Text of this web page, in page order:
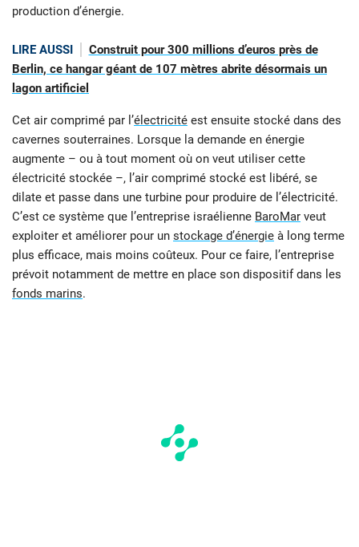
production d’énergie.
LIRE AUSSI
Construit pour 300 millions d’euros près de
Berlin, ce hangar géant de 107 mètres abrite désormais un
lagon artificiel
Cet air comprimé par l’électricité est ensuite stocké dans des
cavernes souterraines. Lorsque la demande en énergie
augmente – ou à tout moment où on veut utiliser cette
électricité stockée –, l’air comprimé stocké est libéré, se
dilate et passe dans une turbine pour produire de l’électricité.
C’est ce système que l’entreprise israélienne BaroMar veut
exploiter et améliorer pour un stockage d’énergie à long terme
plus efficace, mais moins coûteux. Pour ce faire, l’entreprise
prévoit notamment de mettre en place son dispositif dans les
fonds marins.